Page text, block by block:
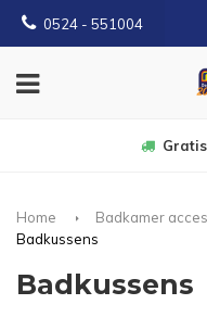
0524 - 551004
Gratis
Home Badkamer
Badkussens
Badkussens